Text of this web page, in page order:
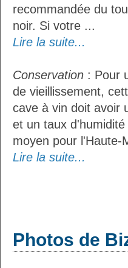
recommandée du
noir. Si votre ...
Lire la suite...
Conservation : Pour
de vieillissement,
cave à vin doit avoir
et un taux
moyen pour l'Haute-
Lire la suite...
Photos de